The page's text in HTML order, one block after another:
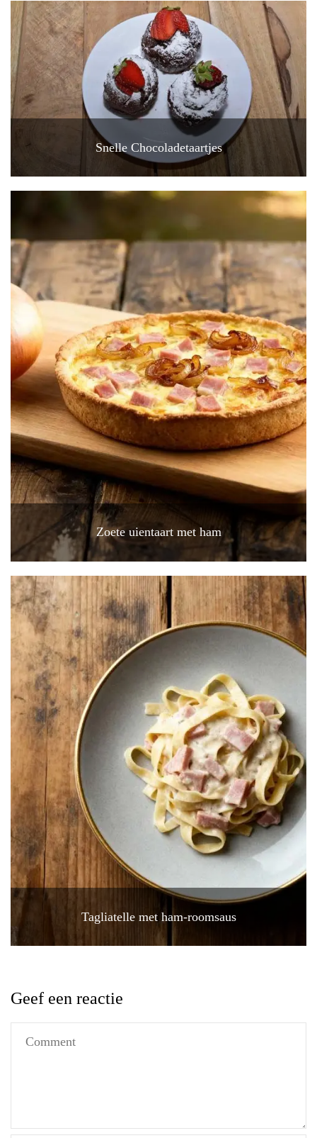
Snelle Chocoladetaartjes
Zoete uientaart met ham
Tagliatelle met ham-roomsaus
Geef een reactie